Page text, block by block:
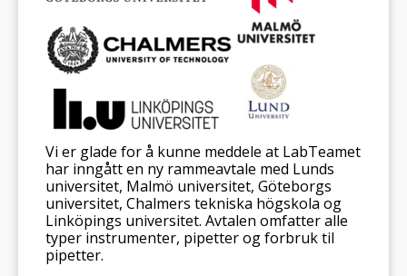
Vi er glade for å kunne meddele at LabTeamet
har inngått en ny rammeavtale med Lunds
universitet, Malmö universitet, Göteborgs
universitet, Chalmers tekniska högskola og
Linköpings universitet. Avtalen omfatter alle
typer instrumenter, pipetter og forbruk til
pipetter.